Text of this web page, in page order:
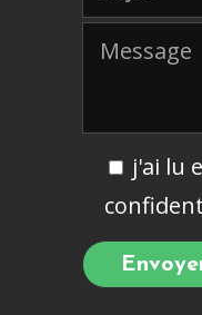
j'ai lu